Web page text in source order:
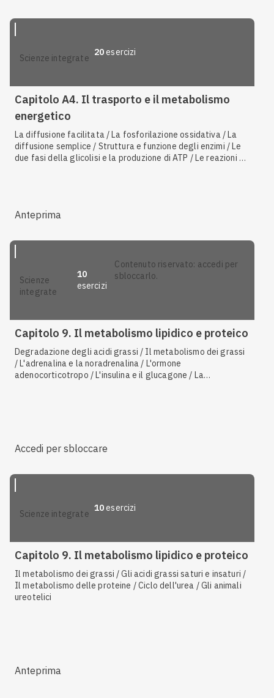
scienze integrate
20 esercizi
Capitolo A4. Il trasporto e il metabolismo
energetico
La diffusione facilitata / La fosforilazione ossidativa / La
diffusione semplice / Struttura e funzione degli enzimi / Le
due fasi della glicolisi e la produzione di ATP / Le reazioni di
di Krebs / Organismi aerobi e anaerobi / L'endocitosi / I
Anteprima
scienze
integrate
10
esercizi
contenuto riservato: accedi per
sbloccarlo.
Capitolo 9. Il metabolismo lipidico e proteico
Degradazione degli acidi grassi / Il metabolismo dei grassi
/ L'adrenalina e la noradrenalina / L'ormone
adenocorticotropo / L'insulina e il glucagone / La
Accedi per sbloccare
scienze integrate
10 esercizi
Capitolo 9. Il metabolismo lipidico e proteico
Il metabolismo dei grassi / Gli acidi grassi saturi e insaturi /
Il metabolismo delle proteine / Ciclo dell'urea / Gli animali
ureotelici
Anteprima